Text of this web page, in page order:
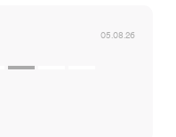
05.08.26